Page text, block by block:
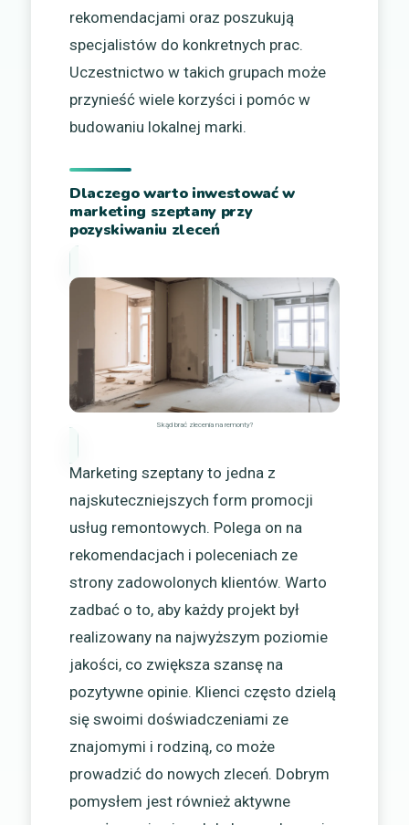
rekomendacjami oraz poszukują
specjalistów do konkretnych prac.
Uczestnictwo w takich grupach może
przynieść wiele korzyści i pomóc w
budowaniu lokalnej marki.
Dlaczego warto inwestować w
marketing szeptany przy
pozyskiwaniu zleceń
Skąd brać zlecenia na remonty?
Marketing szeptany to jedna z
najskuteczniejszych form promocji
usług remontowych. Polega on na
rekomendacjach i poleceniach ze
strony zadowolonych klientów. Warto
zadbać o to, aby każdy projekt był
realizowany na najwyższym poziomie
jakości, co zwiększa szansę na
pozytywne opinie. Klienci często dzielą
się swoimi doświadczeniami ze
znajomymi i rodziną, co może
prowadzić do nowych zleceń. Dobrym
pomysłem jest również aktywne